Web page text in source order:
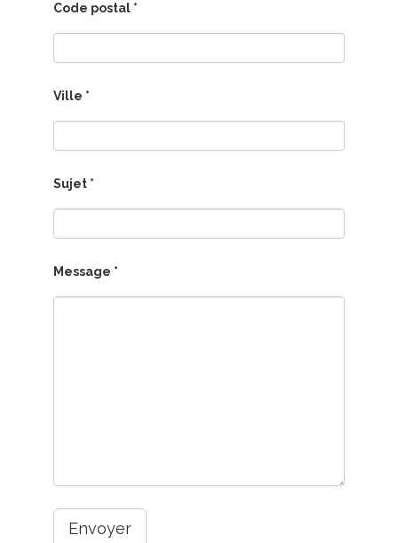
Code postal *
Ville *
Sujet *
Message *